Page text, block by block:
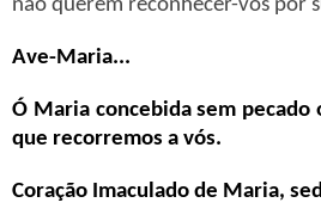
não querem reconhecer-vos por
Ave-Maria...
Ó Maria concebida sem
que recorremos a vós.
Coração Imaculado de Maria,